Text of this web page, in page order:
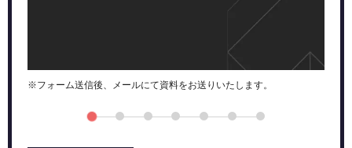
※フォーム送信後、メールにて資料をお送りいたします。